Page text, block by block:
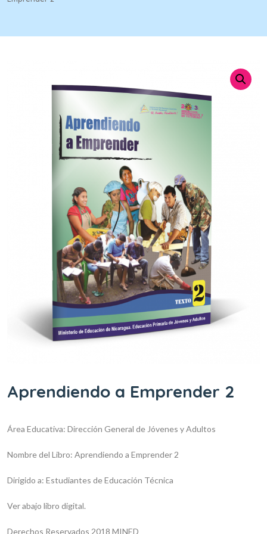
Aprendiendo a Emprender 2
Área Educativa: Dirección General de Jóvenes y Adultos
Nombre del Libro: Aprendiendo a Emprender 2
Dirigido a: Estudiantes de Educación Técnica
Ver abajo libro digital.
Derechos Reservados 2018 MINED